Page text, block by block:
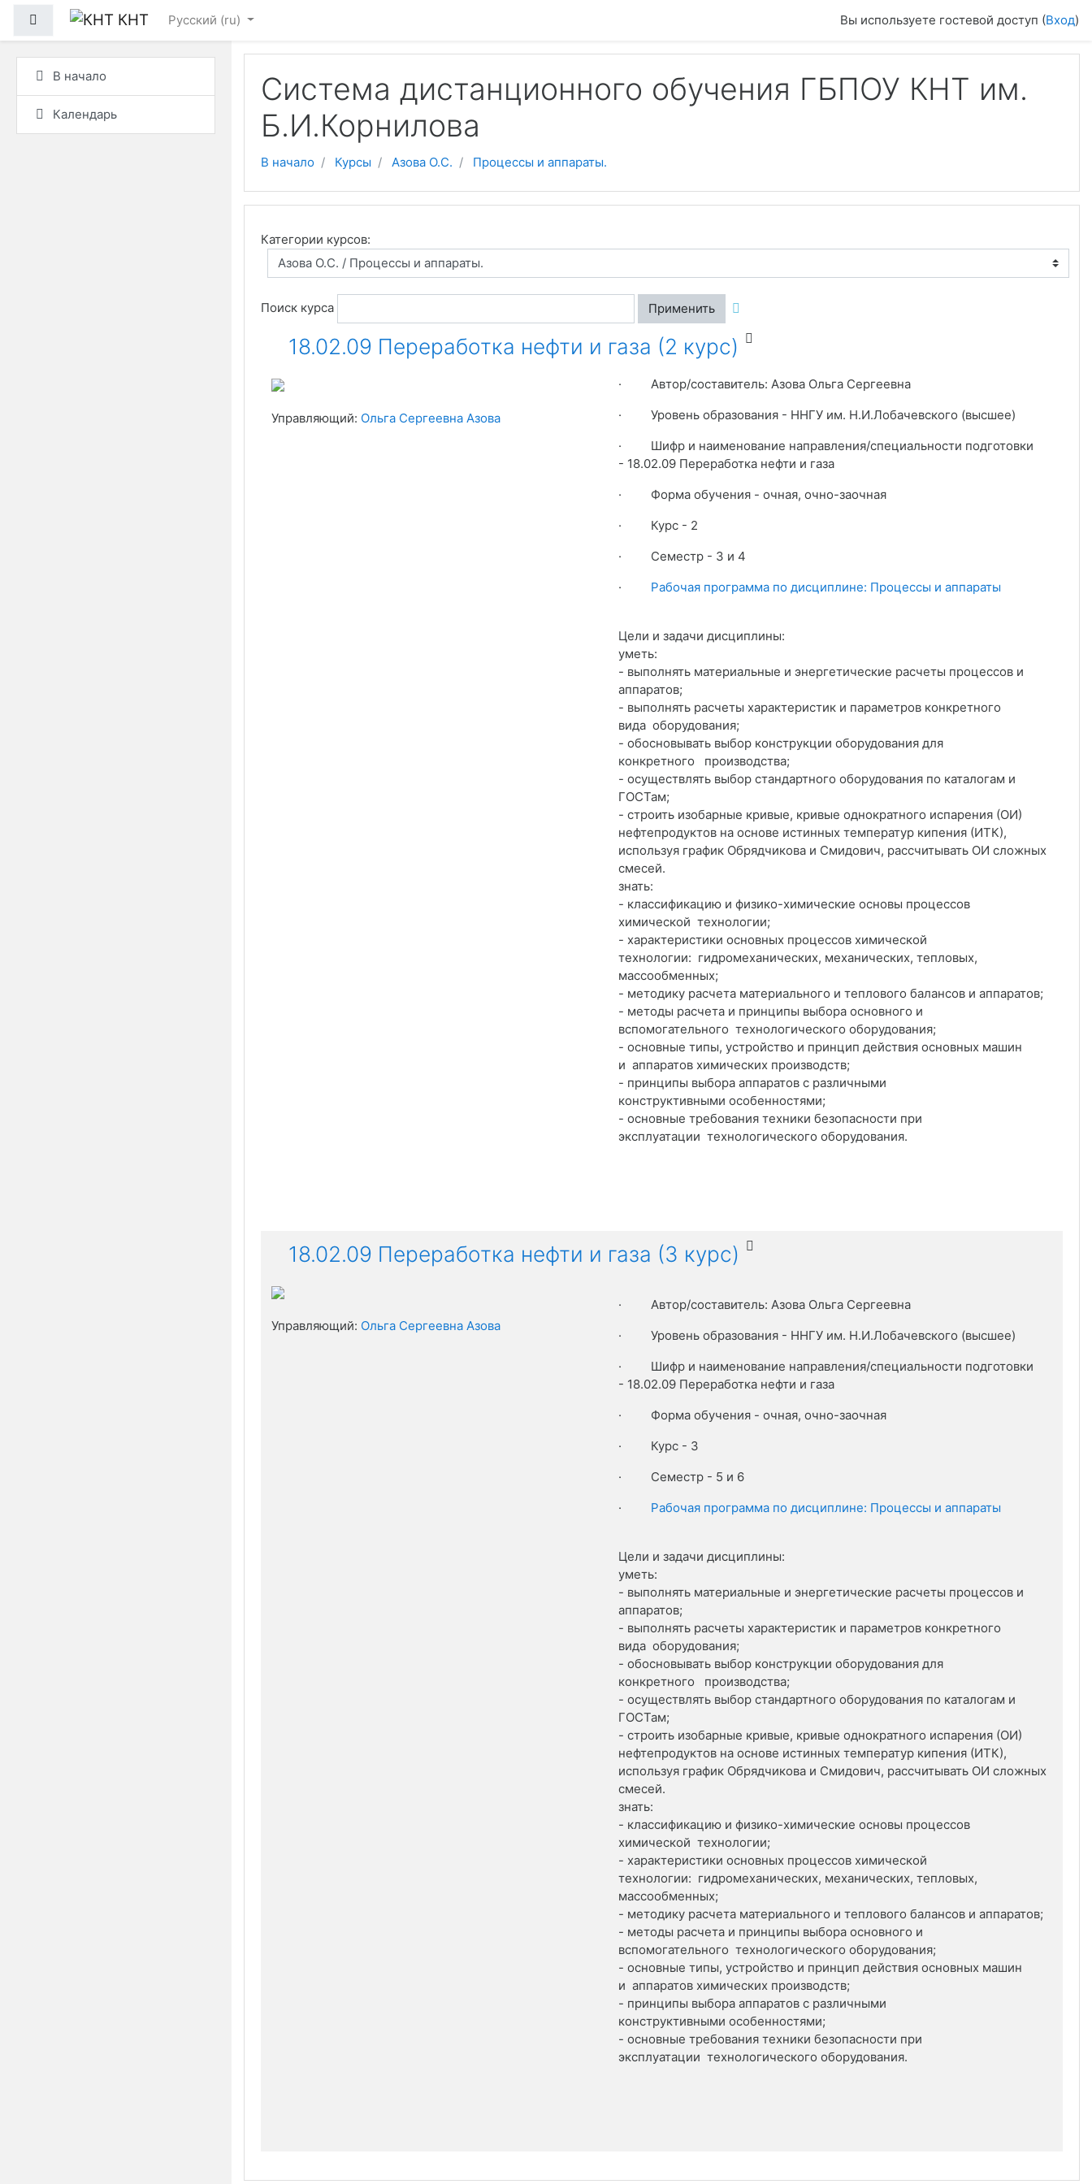
Боковая панельКНТ Русский ‎(ru)‎ Вы используете гостевой доступ (Вход)
Система дистанционного обучения ГБПОУ КНТ им.
Б.И.Корнилова
В начало Курсы Азова О.С. Процессы и аппараты.
Категории курсов:
Поиск курса Применить
18.02.09 Переработка нефти и газа (2 курс)
· Автор/составитель: Азова Ольга Сергеевна
· Уровень образования - ННГУ им. Н.И.Лобачевского (высшее)
· Шифр и наименование направления/специальности подготовки
- 18.02.09 Переработка нефти и газа
· Форма обучения - очная, очно-заочная
· Курс - 2
· Семестр - 3 и 4
· Рабочая программа по дисциплине: Процессы и аппараты
Цели и задачи дисциплины:
уметь:
- выполнять материальные и энергетические расчеты процессов и
аппаратов;
- выполнять расчеты характеристик и параметров конкретного
вида оборудования;
- обосновывать выбор конструкции оборудования для
конкретного производства;
- осуществлять выбор стандартного оборудования по каталогам и
ГОСТам;
- строить изобарные кривые, кривые однократного испарения (ОИ)
нефтепродуктов на основе истинных температур кипения (ИТК),
используя график Обрядчикова и Смидович, рассчитывать ОИ сложных
смесей.
знать:
- классификацию и физико-химические основы процессов
химической технологии;
- характеристики основных процессов химической
технологии: гидромеханических, механических, тепловых,
массообменных;
- методику расчета материального и теплового балансов и аппаратов;
- методы расчета и принципы выбора основного и
вспомогательного технологического оборудования;
- основные типы, устройство и принцип действия основных машин
и аппаратов химических производств;
- принципы выбора аппаратов с различными
конструктивными особенностями;
- основные требования техники безопасности при
эксплуатации технологического оборудования.
Управляющий: Ольга Сергеевна Азова
18.02.09 Переработка нефти и газа (3 курс)
· Автор/составитель: Азова Ольга Сергеевна
· Уровень образования - ННГУ им. Н.И.Лобачевского (высшее)
· Шифр и наименование направления/специальности подготовки
- 18.02.09 Переработка нефти и газа
· Форма обучения - очная, очно-заочная
· Курс - 3
· Семестр - 5 и 6
· Рабочая программа по дисциплине: Процессы и аппараты
Цели и задачи дисциплины:
уметь:
- выполнять материальные и энергетические расчеты процессов и
аппаратов;
- выполнять расчеты характеристик и параметров конкретного
вида оборудования;
- обосновывать выбор конструкции оборудования для
конкретного производства;
- осуществлять выбор стандартного оборудования по каталогам и
ГОСТам;
- строить изобарные кривые, кривые однократного испарения (ОИ)
нефтепродуктов на основе истинных температур кипения (ИТК),
используя график Обрядчикова и Смидович, рассчитывать ОИ сложных
смесей.
знать:
- классификацию и физико-химические основы процессов
химической технологии;
- характеристики основных процессов химической
технологии: гидромеханических, механических, тепловых,
массообменных;
- методику расчета материального и теплового балансов и аппаратов;
- методы расчета и принципы выбора основного и
вспомогательного технологического оборудования;
- основные типы, устройство и принцип действия основных машин
и аппаратов химических производств;
- принципы выбора аппаратов с различными
конструктивными особенностями;
- основные требования техники безопасности при
эксплуатации технологического оборудования.
Управляющий: Ольга Сергеевна Азова
В начало
Календарь